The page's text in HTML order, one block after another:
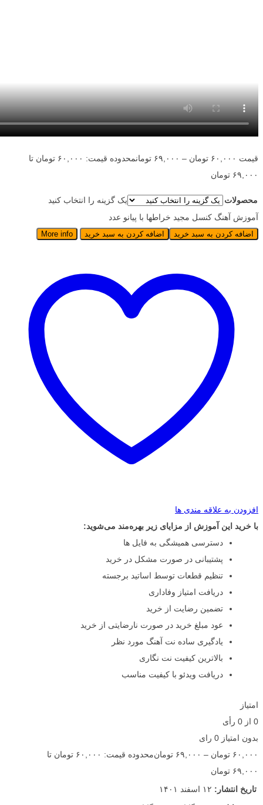
قیمت ۶۰,۰۰۰ تومان – ۶۹,۰۰۰ تومان
محدوده قیمت: ۶۰,۰۰۰ تومان تا
۶۹,۰۰۰ تومان
محصولات
یک گزینه را انتخاب کنید
آموزش آهنگ کنسل مجید خراطها با پیانو عدد
اضافه کردن به سبد خرید اضافه کردن به سبد خرید More info
افزودن به علاقه مندی ها
با خرید این آموزش از مزایای زیر بهره‌مند می‌شوید:
دسترسی همیشگی به فایل ها
پشتیبانی در صورت مشکل در خرید
تنظیم قطعات توسط اساتید برجسته
دریافت امتیاز وفاداری
تضمین رضایت از خرید
عود مبلغ خرید در صورت نارضایتی از خرید
یادگیری ساده نت آهنگ مورد نظر
بالاترین کیفیت نت نگاری
دریافت ویدئو با کیفیت مناسب
امتیاز
0 از 0 رأی
بدون امتیاز 0 رای
۶۰,۰۰۰ تومان – ۶۹,۰۰۰ تومان
محدوده قیمت: ۶۰,۰۰۰ تومان تا
۶۹,۰۰۰ تومان
تاریخ انتشار: ۱۲ اسفند ۱۴۰۱